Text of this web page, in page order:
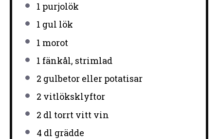
1 purjolök
1 gul lök
1 morot
1 fänkål, strimlad
2 gulbetor eller potatisar
2 vitlöksklyftor
2 dl torrt vitt vin
4 dl grädde